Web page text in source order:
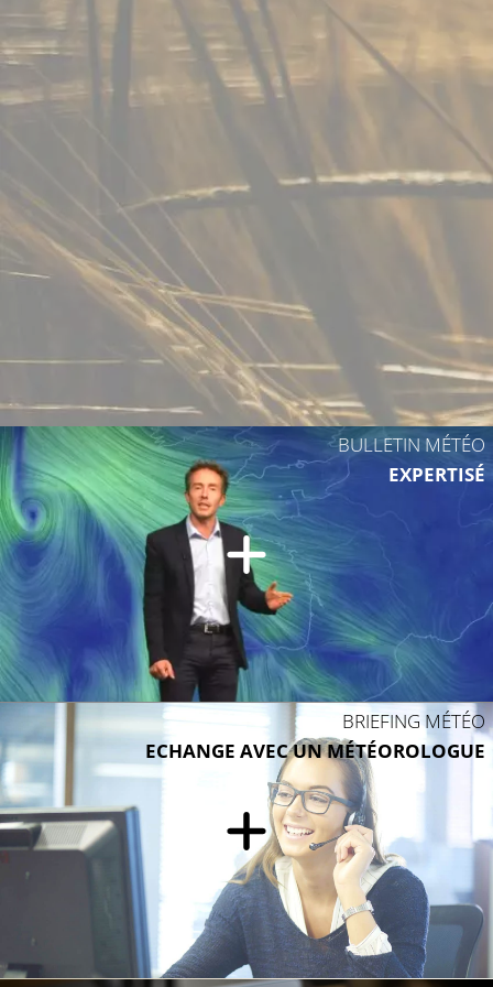
BULLETIN MÉTÉO
EXPERTISÉ
BRIEFING MÉTÉO
ECHANGE AVEC UN MÉTÉOROLOGUE